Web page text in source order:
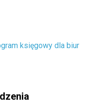
księgowy dla biur